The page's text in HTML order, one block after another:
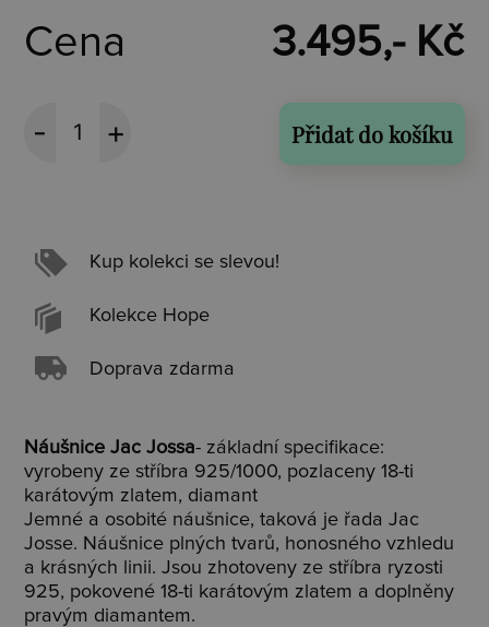
Cena 3.495,- Kč
Přidat do košíku
Kup kolekci se slevou!
Kolekce Hope
Doprava zdarma
Náušnice Jac Jossa- základní specifikace:
vyrobeny ze stříbra 925/1000, pozlaceny 18-ti
karátovým zlatem, diamant
Jemné a osobité náušnice, taková je řada Jac
Josse. Náušnice plných tvarů, honosného vzhledu
a krásných linii. Jsou zhotoveny ze stříbra ryzosti
925, pokovené 18-ti karátovým zlatem a doplněny
pravým diamantem.